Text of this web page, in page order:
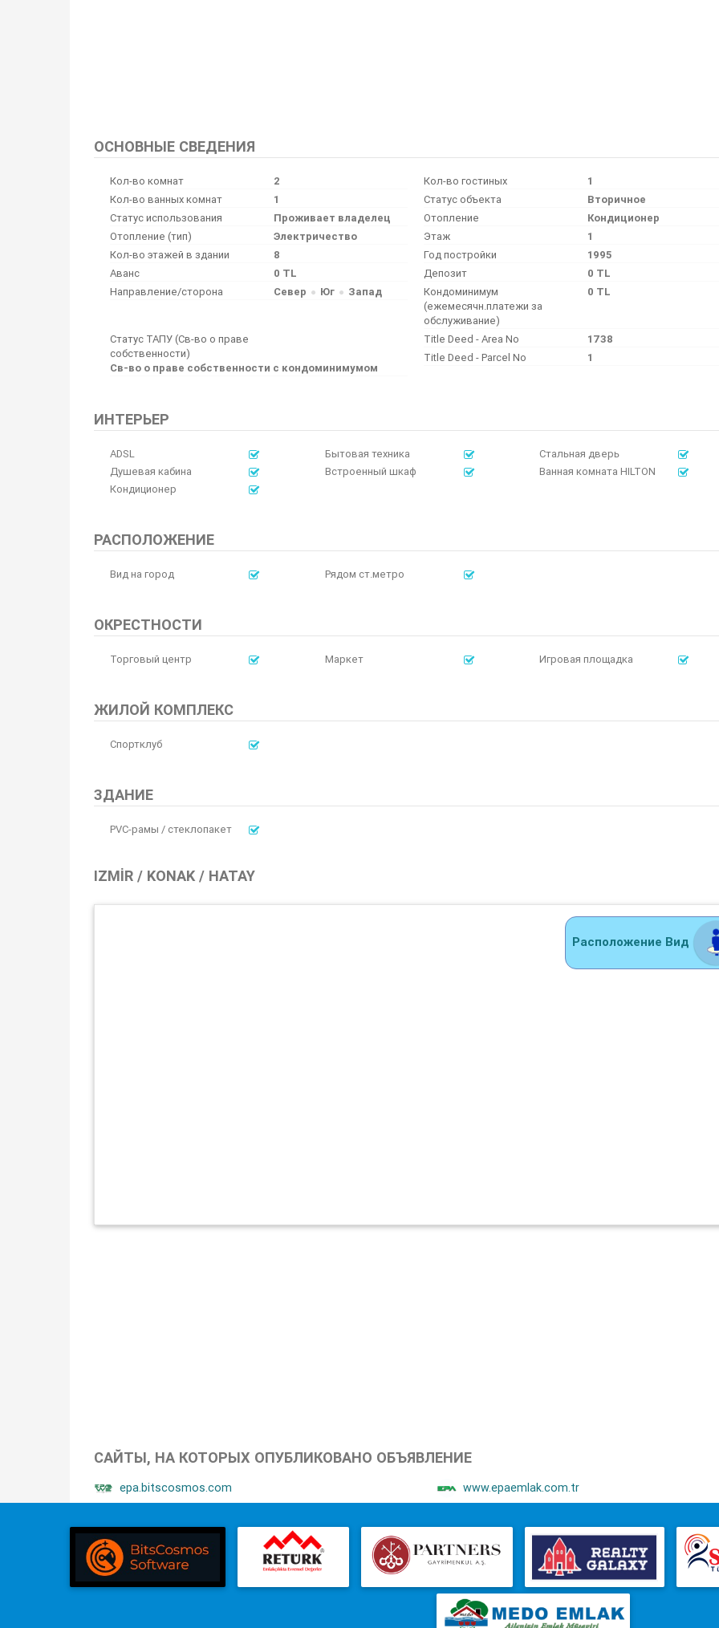
ОСНОВНЫЕ СВЕДЕНИЯ
Кол-во комнат 2 Кол-во гостиных
1
Кол-во ванных комнат
1 Статус объекта
Вторичное
Статус использования
Проживает владелец Отопление
Кондиционер
Отопление (тип)
Электричество Этаж
1
Кол-во этажей в здании
8 Год постройки
1995
Аванс
0 TL Депозит
0 TL
Направление/сторона
Север Юг Запад
Кондоминимум
(ежемесячн.платежи за
обслуживание)
0 TL
Статус ТАПУ (Св-во о праве
собственности)
Св-во о праве собственности с кондоминимумом
Title Deed - Area No
1738
Title Deed - Parcel No
1
ИНТЕРЬЕР
ADSL Бытовая техника
Стальная дверь
Душевая кабина
Встроенный шкаф
Ванная комната HILTON
Кондиционер
РАСПОЛОЖЕНИЕ
Вид на город Рядом ст.метро
ОКРЕСТНОСТИ
Торговый центр Маркет Игровая площадка
ЖИЛОЙ КОМПЛЕКС
Спортклуб
ЗДАНИЕ
PVC-рамы / стеклопакет
IZMIR / KONAK / HATAY
Расположение Вид
САЙТЫ, НА КОТОРЫХ ОПУБЛИКОВАНО ОБЪЯВЛЕНИЕ
epa.bitscosmos.com www.epaemlak.com.tr